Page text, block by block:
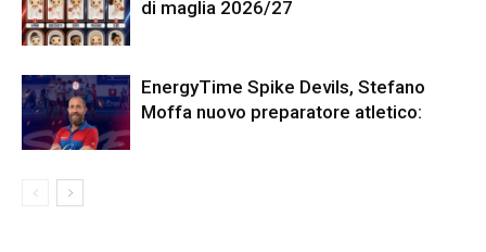
di maglia 2026/27
EnergyTime Spike Devils, Stefano
Moffa nuovo preparatore atletico: